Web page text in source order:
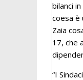
bilanci
coesa è
Zaia
17, che
“I